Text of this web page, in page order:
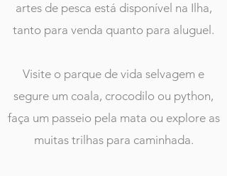
artes de pesca está disponível na Ilha,
tanto para venda quanto para aluguel.
Visite o parque de vida selvagem e
segure um coala, crocodilo ou python,
faça um passeio pela mata ou explore as
muitas trilhas para caminhada.